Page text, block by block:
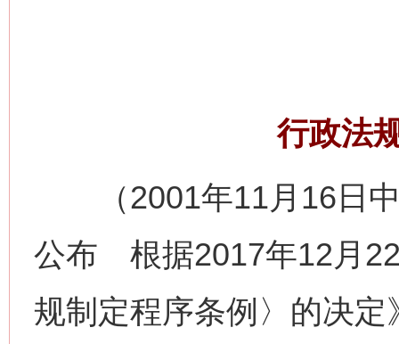
行政法
（2001年11月16日中
公布 根据2017年12月
规制定程序条例〉的决